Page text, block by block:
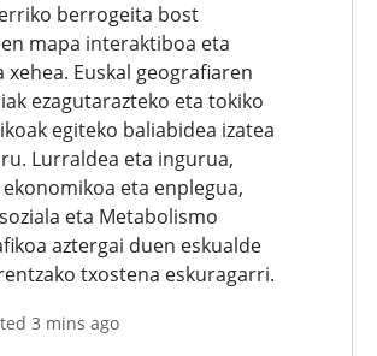
berrogeita bost
mapa interaktiboa eta
xehea. Euskal geografiaren
ezagutarazteko eta tokiko
egiteko baliabidea izatea
Lurraldea eta ingurua,
ekonomikoa eta enplegua,
eta Metabolismo
aztergai duen eskualde
txostena eskuragarri.
3 mins ago